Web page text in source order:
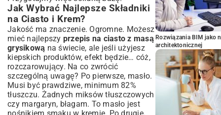
Jak Wybrać Najlepsze Składniki
na Ciasto i Krem?
Jakość ma znaczenie. Ogromne. Możesz
mieć najlepszy przepis na ciasto z masą
grysikową na świecie, ale jeśli użyjesz
kiepskich produktów, efekt będzie… cóż,
rozczarowujący. Na co zwrócić
szczególną uwagę? Po pierwsze, masło.
Musi być prawdziwe, minimum 82%
tłuszczu. Żadnych miksów tłuszczowych
czy margaryn, błagam. To masło jest
Rozwiązania BIM jako
architektonicznej